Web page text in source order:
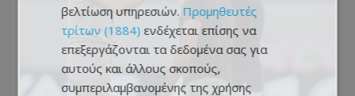
βελτίωση υπηρεσιών. Προμηθευτές
τρίτων (1884) ενδέχεται επίσης να
επεξεργάζονται τα δεδομένα σας για
αυτούς και άλλους σκοπούς,
συμπεριλαμβανομένης της χρήσης